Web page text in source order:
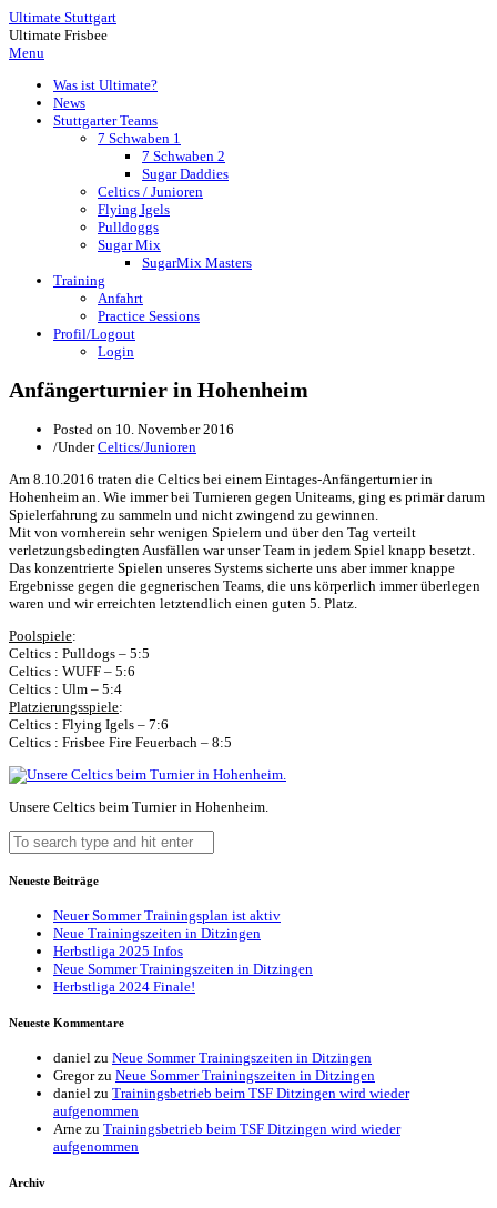
Ultimate Stuttgart
Ultimate Frisbee
Menu
Was ist Ultimate?
News
Stuttgarter Teams
7 Schwaben 1
7 Schwaben 2
Sugar Daddies
Celtics / Junioren
Flying Igels
Pulldoggs
Sugar Mix
SugarMix Masters
Training
Anfahrt
Practice Sessions
Profil/Logout
Login
Anfängerturnier in Hohenheim
Posted on 10. November 2016
/UnderCeltics/Junioren
Am 8.10.2016 traten die Celtics bei einem Eintages-Anfängerturnier in
Hohenheim an. Wie immer bei Turnieren gegen Uniteams, ging es primär darum
Spielerfahrung zu sammeln und nicht zwingend zu gewinnen.
Mit von vornherein sehr wenigen Spielern und über den Tag verteilt
verletzungsbedingten Ausfällen war unser Team in jedem Spiel knapp besetzt.
Das konzentrierte Spielen unseres Systems sicherte uns aber immer knappe
Ergebnisse gegen die gegnerischen Teams, die uns körperlich immer überlegen
waren und wir erreichten letztendlich einen guten 5. Platz.
Poolspiele:
Celtics : Pulldogs – 5:5
Celtics : WUFF – 5:6
Celtics : Ulm – 5:4
Platzierungsspiele:
Celtics : Flying Igels – 7:6
Celtics : Frisbee Fire Feuerbach – 8:5
Unsere Celtics beim Turnier in Hohenheim.
Neueste Beiträge
Neuer Sommer Trainingsplan ist aktiv
Neue Trainingszeiten in Ditzingen
Herbstliga 2025 Infos
Neue Sommer Trainingszeiten in Ditzingen
Herbstliga 2024 Finale!
Neueste Kommentare
daniel zu Neue Sommer Trainingszeiten in Ditzingen
Gregorzu Neue Sommer Trainingszeiten in Ditzingen
daniel zu Trainingsbetrieb beim TSF Ditzingen wird wieder
aufgenommen
Arne zu Trainingsbetrieb beim TSF Ditzingen wird wieder
aufgenommen
Archiv